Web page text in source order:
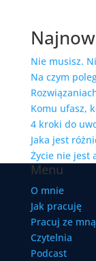
Nie musisz.
Na czym
Komu ufasz,
4 kroki do
Jaka jest
Życie nie jest
Menu
O mnie
Jak pracuję
Pracuj ze mną
Czytelnia
Podcast